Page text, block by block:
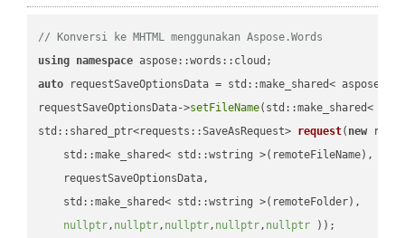
// Konversi ke MHTML menggunakan Aspose.Words
using namespace
auto requestSaveOptionsData = std::make_shared<
requestSaveOptionsData->setFileName(std::make_shared<
std::shared_ptr<requests::SaveAsRequest> request( new
    std::make_shared< std::wstring >(remoteFileName),
    requestSaveOptionsData,
    std::make_shared< std::wstring >(remoteFolder),
nullptr, nullptr, nullptr, nullptr, nullptr ))